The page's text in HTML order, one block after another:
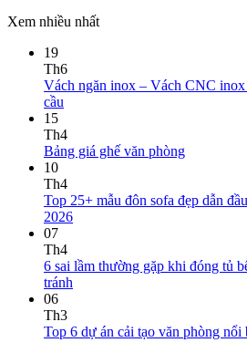
Xem nhiều nhất
19
Th6
Vách ngăn inox – Vách CNC inox
cầu
15
Th4
Bảng giá ghế văn phòng
10
Th4
Top 25+ mẫu đôn sofa đẹp dẫn
2026
07
Th4
6 sai lầm thường gặp khi đóng tủ
tránh
06
Th3
Top 6 dự án cải tạo văn phòng nổi